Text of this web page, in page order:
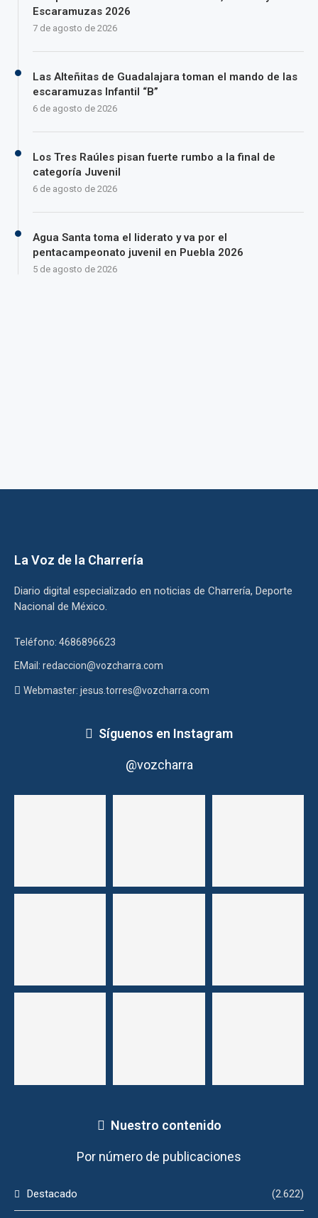
Escaramuzas 2026
7 de agosto de 2026
Las Alteñitas de Guadalajara toman el mando de las
escaramuzas Infantil “B”
6 de agosto de 2026
Los Tres Raúles pisan fuerte rumbo a la final de
categoría Juvenil
6 de agosto de 2026
Agua Santa toma el liderato y va por el
pentacampeonato juvenil en Puebla 2026
5 de agosto de 2026
La Voz de la Charrería
Diario digital especializado en noticias de Charrería, Deporte
Nacional de México.
Teléfono: 4686896623
EMail: redaccion@vozcharra.com
Webmaster: jesus.torres@vozcharra.com
Síguenos en Instagram
@vozcharra
Nuestro contenido
Por número de publicaciones
Destacado (2.622)